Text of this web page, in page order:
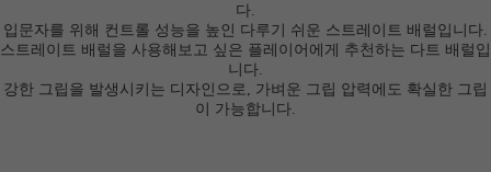
다.
입문자를 위해 컨트롤 성능을 높인 다루기 쉬운 스트레이트 배럴입니다.
스트레이트 배럴을 사용해보고 싶은 플레이어에게 추천하는 다트 배럴입
니다.
강한 그립을 발생시키는 디자인으로, 가벼운 그립 압력에도 확실한 그립
이 가능합니다.